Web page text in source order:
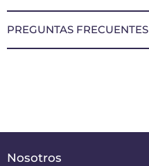
PREGUNTAS FRECUENTES
Nosotros